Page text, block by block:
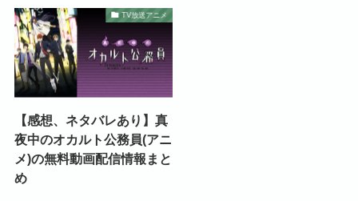
TV放送アニメ
【感想、ネタバレあり】真
夜中のオカルト公務員(アニ
メ)の無料動画配信情報まと
め